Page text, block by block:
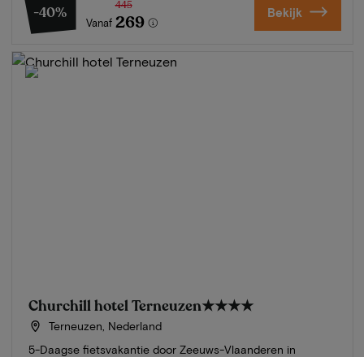
-40%
Vanaf
445
269 Bekijk
Churchill hotel Terneuzen★★★★
Terneuzen, Nederland
5-Daagse fietsvakantie door Zeeuws-Vlaanderen in